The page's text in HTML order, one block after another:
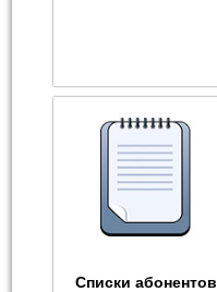
Списки абонентов